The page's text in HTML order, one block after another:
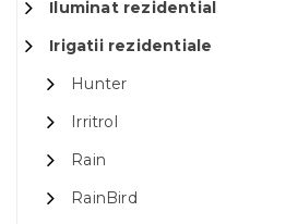
Iluminat rezidential
Irigatii rezidentiale
Hunter
Irritrol
Rain
RainBird